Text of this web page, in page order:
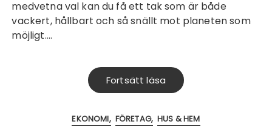
medvetna val kan du få ett tak som är både
vackert, hållbart och så snällt mot planeten som
möjligt.…
Fortsätt läsa
EKONOMI FÖRETAG HUS & HEM